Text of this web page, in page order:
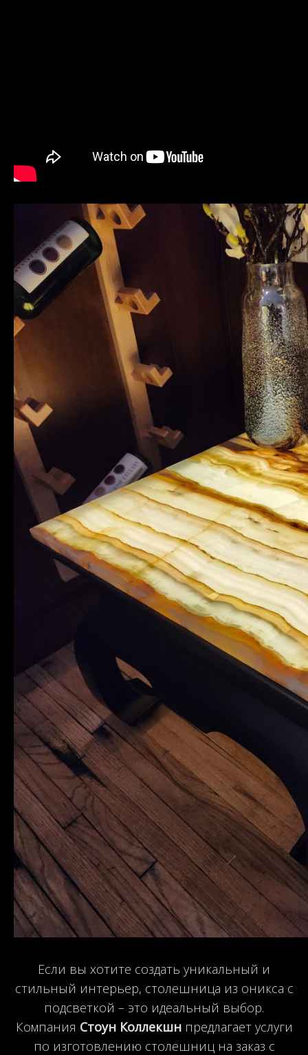
Если вы хотите создать уникальный и
стильный интерьер, столешница из оникса с
подсветкой – это идеальный выбор.
Компания Стоун Коллекшнпредлагает услуги
по изготовлению столешниц на заказ с